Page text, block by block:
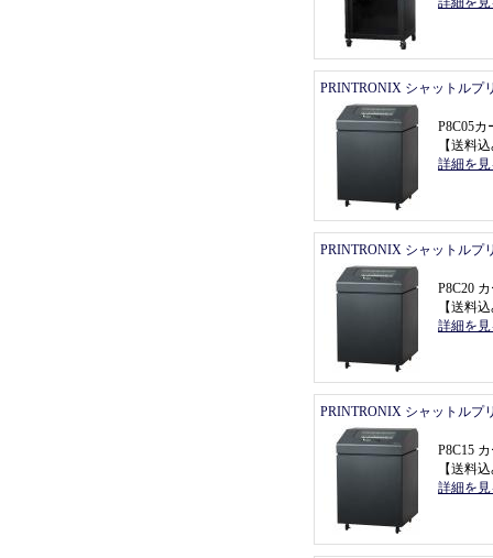
PRINTRONIX シャットルプ
P8C05
【送料
詳細を
PRINTRONIX シャットルプ
P8C20
【送料
詳細を
PRINTRONIX シャットルプ
P8C15
【送料
詳細を